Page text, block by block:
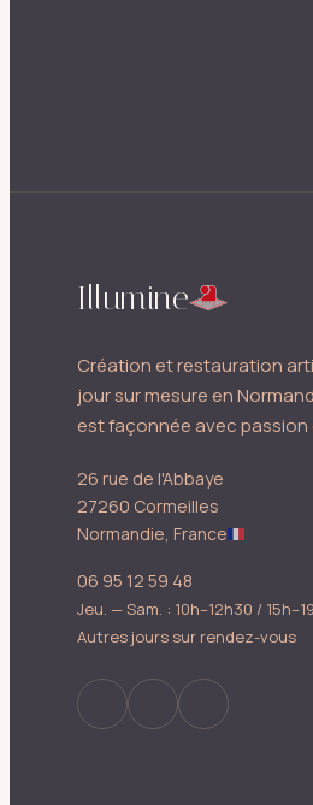
Illumine
Création et restauration
jour sur mesure en
est façonnée avec passion
26 rue de l'Abbaye
27260 Cormeilles
Normandie, France
06 95 12 59 48
Jeu. — Sam. : 10h–12h30 /
Autres jours sur rendez-vous